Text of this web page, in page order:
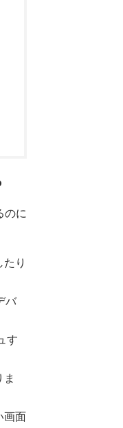
のに
り
バ
す
画面